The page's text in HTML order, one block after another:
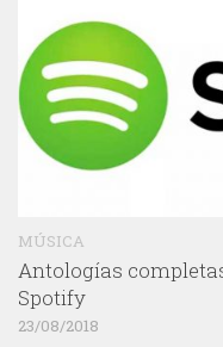
MÚSICA
Antologías
Spotify
23/08/2018